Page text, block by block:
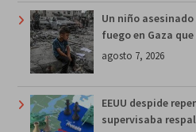
Un niño
fuego en Gaza
agosto 7, 2026
EEUU despide
supervisaba